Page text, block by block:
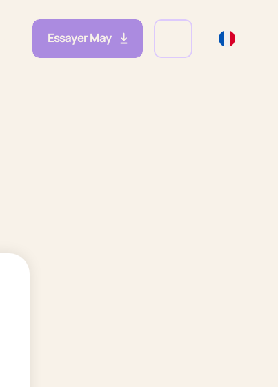
Essayer May